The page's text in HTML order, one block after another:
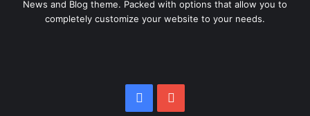
News and Blog theme. Packed with options that allow you to
completely customize your website to your needs.
Facebook